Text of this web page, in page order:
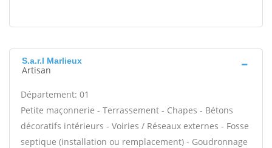
S.a.r.l Marlieux
Artisan
Département: 01
Petite maçonnerie - Terrassement - Chapes - Bétons
décoratifs intérieurs - Voiries / Réseaux externes - Fosse
septique (installation ou remplacement) - Goudronnage